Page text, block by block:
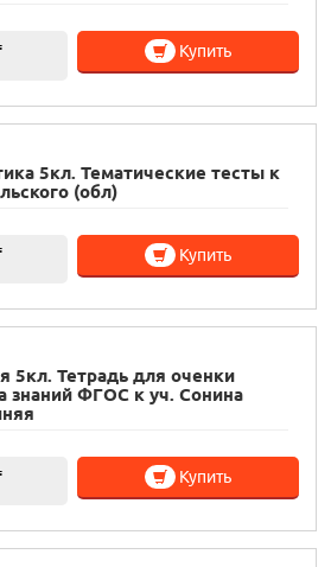
Купить
5кл. Тематические тесты к
(обл)
Купить
5кл. Тетрадь для оченки
знаний ФГОС к уч. Сонина
Купить